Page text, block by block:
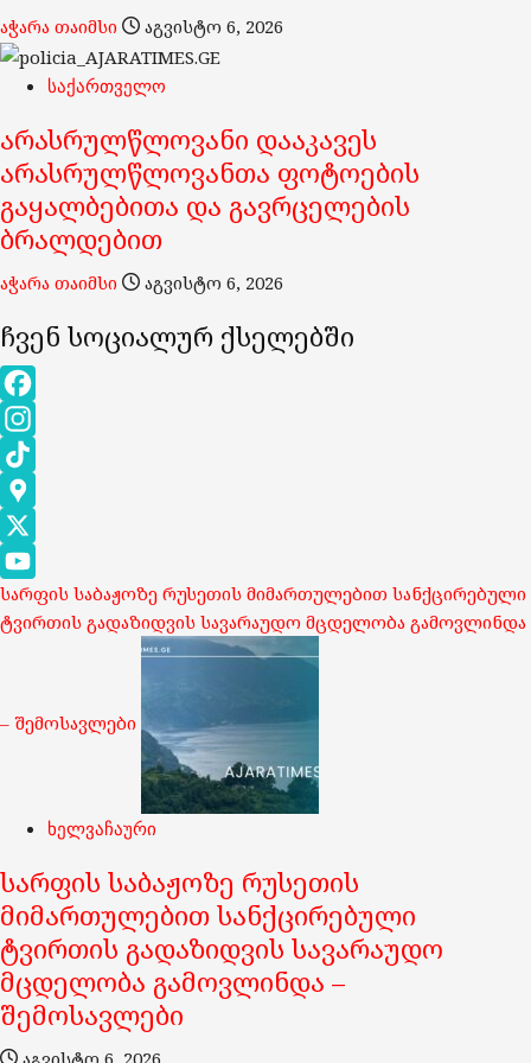
აჭარა თაიმსი აგვისტო 6, 2026
საქართველო
არასრულწლოვანი დააკავეს
არასრულწლოვანთა ფოტოების
გაყალბებითა და გავრცელების
ბრალდებით
აჭარა თაიმსი აგვისტო 6, 2026
ჩვენ სოციალურ ქსელებში
Facebook
Instagram
TikTok
Google
Maps
X
YouTube
Channel
სარფის საბაჟოზე რუსეთის მიმართულებით სანქცირებული
ტვირთის გადაზიდვის სავარაუდო მცდელობა გამოვლინდა
– შემოსავლები
ხელვაჩაური
სარფის საბაჟოზე რუსეთის
მიმართულებით სანქცირებული
ტვირთის გადაზიდვის სავარაუდო
მცდელობა გამოვლინდა –
შემოსავლები
აგვისტო 6, 2026
გეგმიური სარეაბილიტაციო სამუშაოების გამო, 7 აგვისტოს
ელექტროენერგიის მიწოდება შეეზღუდება „ენერგო-პრო
ჯორჯია“-ს ქსელში ჩართულ აბონენტებს
საქართველო
გეგმიური სარეაბილიტაციო
ელექტროენერგიის მიწოდება
შეეზღუდება „ენერგო-პრო ჯორჯია“-ს
ქსელში ჩართულ აბონენტებს
აგვისტო 6, 2026
15 დეპუტატი და 13 ავტომობილი – ტრანსპორტი ბიუჯეტის